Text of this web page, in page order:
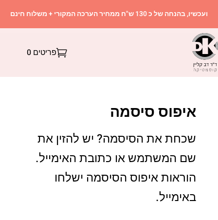
ועכשיו, בהנחה של כ 130 ש"ח ממחיר הערכה המקורי + משלוח חינם
פריטים 0
איפוס סיסמה
שכחת את הסיסמה? יש להזין את
שם המשתמש או כתובת האימייל.
הוראות איפוס הסיסמה ישלחו
באימייל.